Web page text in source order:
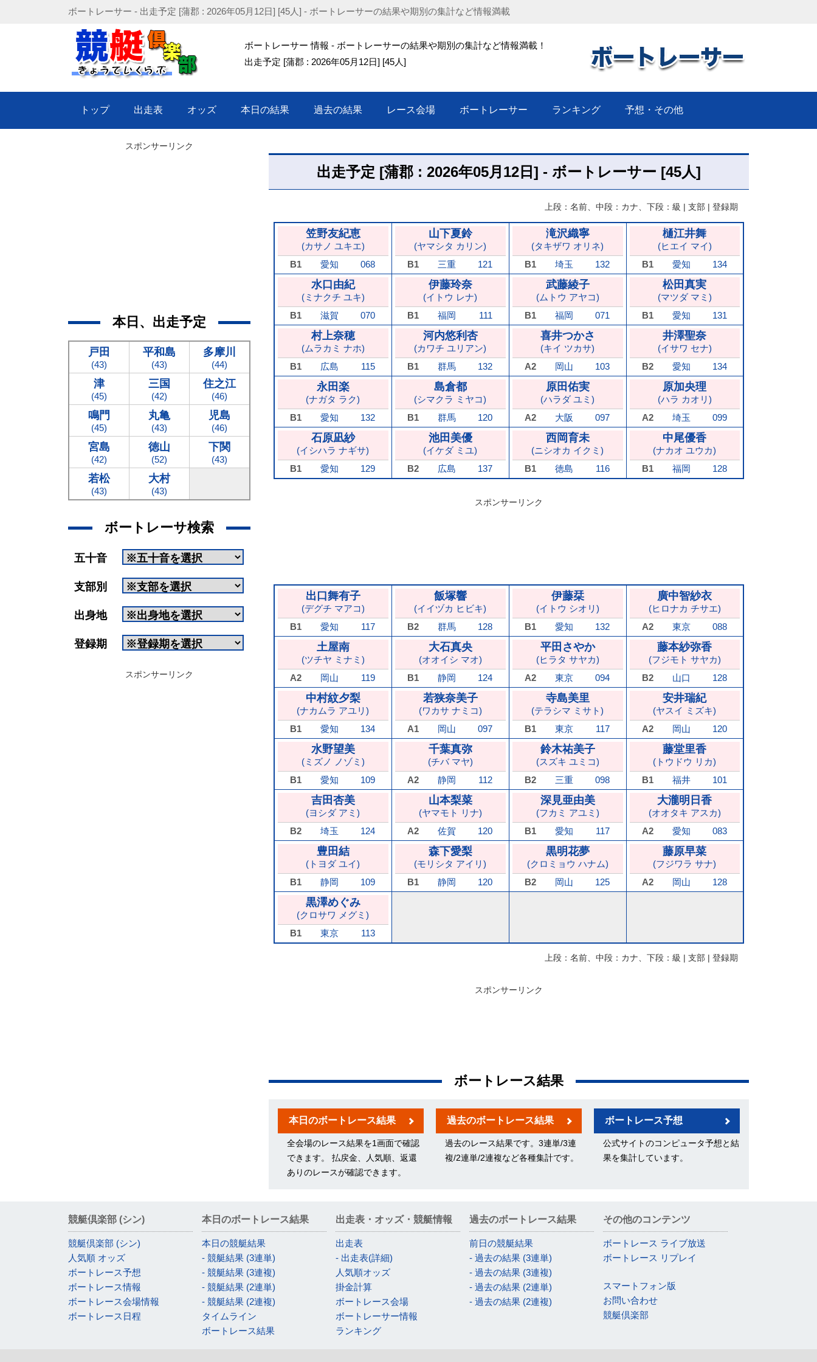
ボートレーサー - 出走予定 [蒲郡 : 2026年05月12日] [45人] - ボートレーサーの結果や期別の集計など情報満載
ボートレーサー 情報 - ボートレーサーの結果や期別の集計など情報満載！
出走予定 [蒲郡 : 2026年05月12日] [45人]
トップ 出走表 オッズ 本日の結果 過去の結果 レース会場 ボートレーサー ランキング 予想・その他
出走予定 [蒲郡 : 2026年05月12日] - ボートレーサー [45人]
上段：名前、中段：カナ、下段：級 | 支部 | 登録期
笠野友紀恵
(カサノ ユキエ)
B1
愛知 068
山下夏鈴
(ヤマシタ カリン)
B1
三重 121
滝沢織寧
(タキザワ オリネ)
B1
埼玉 132
樋江井舞
(ヒエイ マイ)
B1
愛知 134
水口由紀
(ミナクチ ユキ)
B1
滋賀 070
伊藤玲奈
(イトウ レナ)
B1
福岡 111
武藤綾子
(ムトウ アヤコ)
B1
福岡 071
松田真実
(マツダ マミ)
B1
愛知 131
村上奈穂
(ムラカミ ナホ)
B1
広島 115
河内悠利杏
(カワチ ユリアン)
B1
群馬 132
喜井つかさ
(キイ ツカサ)
A2
岡山 103
井澤聖奈
(イサワ セナ)
B2
愛知 134
永田楽
(ナガタ ラク)
B1
愛知 132
島倉都
(シマクラ ミヤコ)
B1
群馬 120
原田佑実
(ハラダ ユミ)
A2
大阪 097
原加央理
(ハラ カオリ)
A2
埼玉 099
石原凪紗
(イシハラ ナギサ)
B1
愛知 129
池田美優
(イケダ ミユ)
B2
広島 137
西岡育未
(ニシオカ イクミ)
B1
徳島 116
中尾優香
(ナカオ ユウカ)
B1
福岡 128
スポンサーリンク
出口舞有子
(デグチ マアコ)
B1
愛知 117
飯塚響
(イイヅカ ヒビキ)
B2
群馬 128
伊藤栞
(イトウ シオリ)
B1
愛知 132
廣中智紗衣
(ヒロナカ チサエ)
A2
東京 088
土屋南
(ツチヤ ミナミ)
A2
岡山 119
大石真央
(オオイシ マオ)
B1
静岡 124
平田さやか
(ヒラタ サヤカ)
A2
東京 094
藤本紗弥香
(フジモト サヤカ)
B2
山口 128
中村紋夕梨
(ナカムラ アユリ)
B1
愛知 134
若狭奈美子
(ワカサ ナミコ)
A1
岡山 097
寺島美里
(テラシマ ミサト)
B1
東京 117
安井瑞紀
(ヤスイ ミズキ)
A2
岡山 120
水野望美
(ミズノ ノゾミ)
B1
愛知 109
千葉真弥
(チバ マヤ)
A2
静岡 112
鈴木祐美子
(スズキ ユミコ)
B2
三重 098
藤堂里香
(トウドウ リカ)
B1
福井 101
吉田杏美
(ヨシダ アミ)
B2
埼玉 124
山本梨菜
(ヤマモト リナ)
A2
佐賀 120
深見亜由美
(フカミ アユミ)
B1
愛知 117
大瀧明日香
(オオタキ アスカ)
A2
愛知 083
豊田結
(トヨダ ユイ)
B1
静岡 109
森下愛梨
(モリシタ アイリ)
B1
静岡 120
黒明花夢
(クロミョウ ハナム)
B2
岡山 125
藤原早菜
(フジワラ サナ)
A2
岡山 128
黒澤めぐみ
(クロサワ メグミ)
B1
東京 113
上段：名前、中段：カナ、下段：級 | 支部 | 登録期
スポンサーリンク
ボートレース結果
本日のボートレース結果
全会場のレース結果を1画面で確認
できます。 払戻金、人気順、返還
ありのレースが確認できます。
過去のボートレース結果
過去のレース結果です。3連単/3連
複/2連単/2連複など各種集計です。
ボートレース予想
公式サイトのコンピュータ予想と結
果を集計しています。
スポンサーリンク
本日、出走予定
戸田
(43)
平和島
(43)
多摩川
(44)
津
(45)
三国
(42)
住之江
(46)
鳴門
(45)
丸亀
(43)
児島
(46)
宮島
(42)
徳山
(52)
下関
(43)
若松
(43)
大村
(43)
ボートレーサ検索
五十音
支部別
出身地
登録期
スポンサーリンク
競艇倶楽部 (シン)
競艇倶楽部 (シン)
人気順 オッズ
ボートレース予想
ボートレース情報
ボートレース会場情報
ボートレース日程
本日のボートレース結果
本日の競艇結果
- 競艇結果 (3連単)
- 競艇結果 (3連複)
- 競艇結果 (2連単)
- 競艇結果 (2連複)
タイムライン
ボートレース結果
出走表・オッズ・競艇情報
出走表
- 出走表(詳細)
人気順オッズ
掛金計算
ボートレース会場
ボートレーサー情報
ランキング
過去のボートレース結果
前日の競艇結果
- 過去の結果 (3連単)
- 過去の結果 (3連複)
- 過去の結果 (2連単)
- 過去の結果 (2連複)
その他のコンテンツ
ボートレース ライブ放送
ボートレース リプレイ
スマートフォン版
お問い合わせ
競艇倶楽部